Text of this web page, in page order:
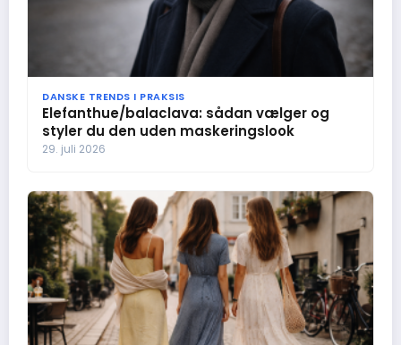
DANSKE TRENDS I PRAKSIS
Elefanthue/balaclava: sådan vælger og
styler du den uden maskeringslook
29. juli 2026